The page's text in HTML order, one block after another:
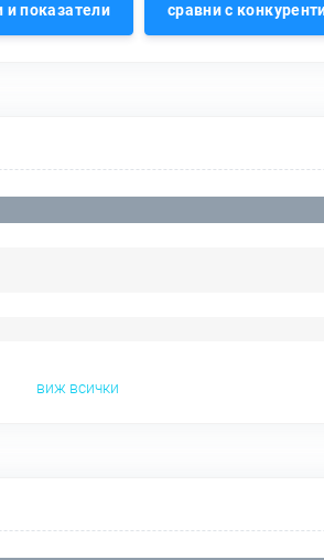
и показатели сравни с
виж всички